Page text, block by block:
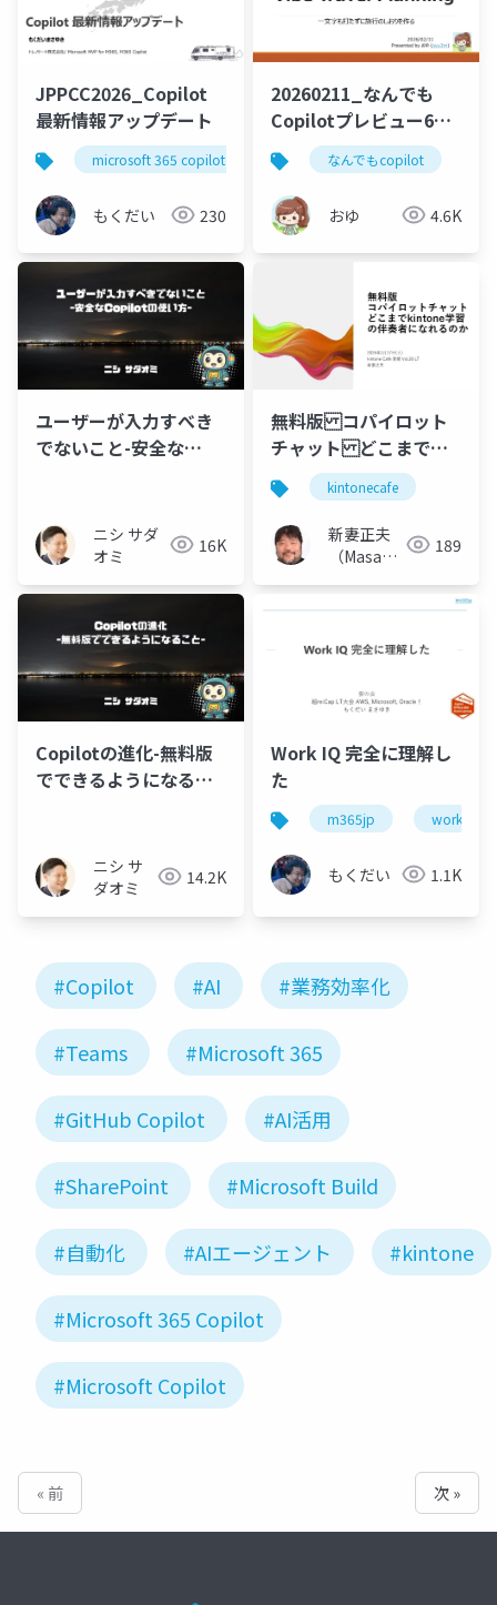
JPPCC2026_Copilot
最新情報アップデート
microsoft 365 copilot m365jp
もくだい 230
20260211_なんでも
Copilotプレビュー6_
一文字もタイピングせ
ずに旅行のしおりをつ
くる
なんでもcopilot
おゆ 4.6K
ユーザーが入力すべき
でないこと-安全な
ニシ サダ
オミ
16K
無料版 コパイロット
チャット どこまで
kintone学習の伴奏者
になれるのか
kintonecafe
新妻正夫
（Masao
189
Copilotの進化-無料版
でできるようになるこ
ニシ サ
ダオミ
14.2K
Work IQ 完全に理解し
た
m365jp work iq
もくだい 1.1K
#Copilot #AI #業務効率化
#Teams #Microsoft 365
#GitHub Copilot #AI活用
#SharePoint #Microsoft Build
#自動化 #AIエージェント #kintone
#Microsoft 365 Copilot
#Microsoft Copilot
« 前 次 »